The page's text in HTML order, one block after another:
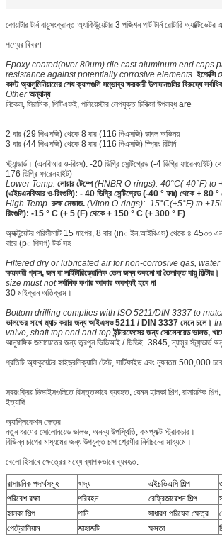
কোয়ার্টার টার্ন বায়ুসংক্রান্ত অ্যাকিউুয়েটার 3 পজিশন পার্ট টার্ন রোটারি
পণ্যের বিবরণ
Epoxy coated(over 80um) die cast aluminum end caps
resistance against potentially corrosive elements. ইপোক্সি
কাস্ট অ্যালুমিনিয়ামের শেষ ক্যাপগুলি সম্ভাব্য ক্ষয়কারী উপাদানগুলির বিরুদ্ধে
Other অন্যান্য
নিকেল, সিরামিক, পিটিএফই, পলিয়েস্টার লেপযুক্ত চিকিত্সা উপলব্ধ are
2 বার (29 পিএসজি) থেকে 8 বার (116 পিএসজি) ডাবল অভিনয়
3 বার (44 পিএসজি) থেকে 8 বার (116 পিএসজি) স্প্রিং রিটার্ন
স্ট্যান্ডার্ড। (এনবিআর ও-রিংস): -20 ডিগ্রি সেন্টিগ্রেড (-4 ডিগ্রি ফারেনহাইট)
176 ডিগ্রি ফারেনহাইট)
Lower Temp. লোয়ার টেম্পে (HNBR O-rings):-40°C(-40°F) to
(এইচএনবিআর ও-রিংগুলি): - 40 ডিগ্রি সেন্টিগ্রেড (-40 ° ফাঃ) থেকে +
High Temp. রুক্ষ মেজাজ. (Viton O-rings): -15°C(+5°F) to
রিংগুলি): -15 ° C (+ 5 (F) থেকে + 150 ° C (+ 300 ° F)
অ্যাক্টুয়েটর পরিসীমাটি 15 মাপের, 8 বার (in০ ইন.আইবিএস) থেকে ৪ 45৩৩
বারে (p০ পিসগ) টর্ক সহ
Filtered dry or lubricated air for non-corrosive gas,
ক্ষয়কারী গ্যাস, জল বা লাইটারিড্রোলিক তেল জন্য শুকনো বা তৈলাক্ত বায়ু ফিল্টার।
size must not সর্বাধিক কণার আকার অবশ্যই হবে না
30 মাইক্রন অতিক্রম।
Bottom drilling complies with ISO 5211/DIN 3337 to
ভালভের সাথে ম্যাচ করার জন্য আইএসও 5211 / DIN 3337 মেনে চলে।
valve, shaft top end and top ইন্টারফেসের জন্য সোলেনয়েড ভালভ,
আনুষাঙ্গিক জমায়েতের জন্য তুরপুন ভিডিআই / ভিডিই -3845, ন্যামুর স্ট্যান্ডার্ড
প্রতিটি অ্যাকুয়েটর হাইড্রলিক্যালি টেস্ট, সার্টিফাইড এবং ন্যূনতম 500,000
স্বয়ংক্রিয় ডিভাইসগুলিতে বিস্তৃতভাবে ব্যবহৃত, যেমন হালকা শিল্প, রাসায়নিক
ইত্যাদি
অ্যাপ্লিকেশন ক্ষেত্র
নতুন ধরণের সোলোনয়েড ভালভ, অনন্য উপস্থিতি, কমপ্যাক্ট স্ট্রাকচার।
বিভিন্ন চাপের মাধ্যমের জন্য উপযুক্ত চাপ শ্রেণীর নির্বাচনের মাধ্যমে।
বেলো হিসাবে ক্ষেত্রের মধ্যে ব্যাপকভাবে ব্যবহৃত:
রাসায়নিক পদার্থসমূহ খাদ্য এইচভিএসি শিল্প
পরিবেশ রক্ষা
পরিবহন রেফ্রিজারেশন শিল্প
হালকা শিল্প
পানি সাধারণ পরিষেবা ক্ষেত্র
পেট্রোলিয়াম
জাহাজটি ক্ষমতা